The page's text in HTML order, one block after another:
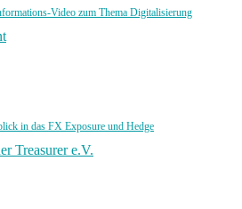
Video zum Thema Digitalisierung
in das FX Exposure und Hedge
Treasurer e.V.